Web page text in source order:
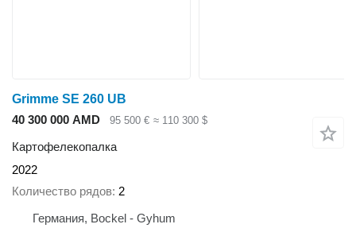
Grimme SE 260 UB
40 300 000 AMD
95 500 € ≈ 110 300 $
Картофелекопалка
2022
Количество рядов 2
Германия, Bockel - Gyhum